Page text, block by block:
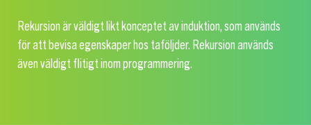
Rekursion är väldigt likt konceptet av induktion, som används
för att bevisa egenskaper hos taföljder. Rekursion används
även väldigt flitigt inom programmering.